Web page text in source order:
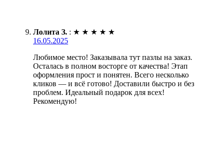
Лолита З. : ★ ★ ★ ★ ★
16.05.2025
Любимое место! Заказывала тут пазлы на заказ.
Осталась в полном восторге от качества! Этап
оформления прост и понятен. Всего несколько
кликов — и всё готово! Доставили быстро и без
проблем. Идеальный подарок для всех!
Рекомендую!